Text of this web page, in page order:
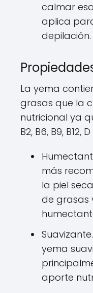
calmar
aplica
depilación.
La yema
grasas que la
nutricional ya
B2, B6, B9, B12, D
más
la piel
de grasas
yema
aporte